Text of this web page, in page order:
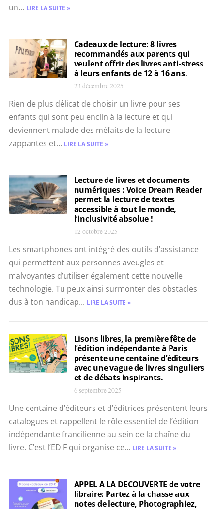
un... LIRE LA SUITE »
Cadeaux de lecture: 8 livres
recommandés aux parents qui
veulent offrir des livres anti-stress
à leurs enfants de 12 à 16 ans.
23 décembre 2025
Rien de plus délicat de choisir un livre pour ses
enfants qui sont peu enclin à la lecture et qui
deviennent malade des méfaits de la lecture
zappantes et... LIRE LA SUITE »
Lecture de livres et documents
numériques : Voice Dream Reader
permet la lecture de textes
accessible à tout le monde,
l’inclusivité absolue !
12 octobre 2025
Les smartphones ont intégré des outils d’assistance
qui permettent aux personnes aveugles et
malvoyantes d’utiliser également cette nouvelle
technologie. Tu peux ainsi surmonter des obstacles
dus à ton handicap... LIRE LA SUITE »
Lisons libres, la première fête de
l’édition indépendante à Paris
présente une centaine d’éditeurs
avec une vague de livres singuliers
et de débats inspirants.
6 septembre 2025
Une centaine d’éditeurs et d’éditrices présentent leurs
catalogues et rappellent le rôle essentiel de l’édition
indépendante francilienne au sein de la chaîne du
livre. C’est l’EDIF qui organise ce... LIRE LA SUITE »
APPEL A LA DECOUVERTE de votre
libraire: Partez à la chasse aux
notes de lecture, Photographiez,